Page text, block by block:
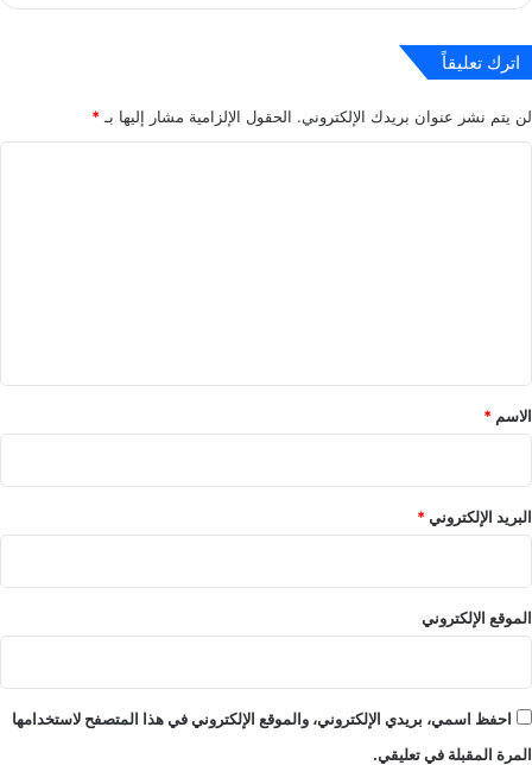
اترك تعليقاً
لن يتم نشر عنوان بريدك الإلكتروني. الحقول الإلزامية مشار إليها بـ*
*
الاسم *
البريد الإلكتروني*
الموقع الإلكتروني
احفظ اسمي، بريدي الإلكتروني، والموقع الإلكتروني في هذا المتصفح لاستخدامها
المرة المقبلة في تعليقي.